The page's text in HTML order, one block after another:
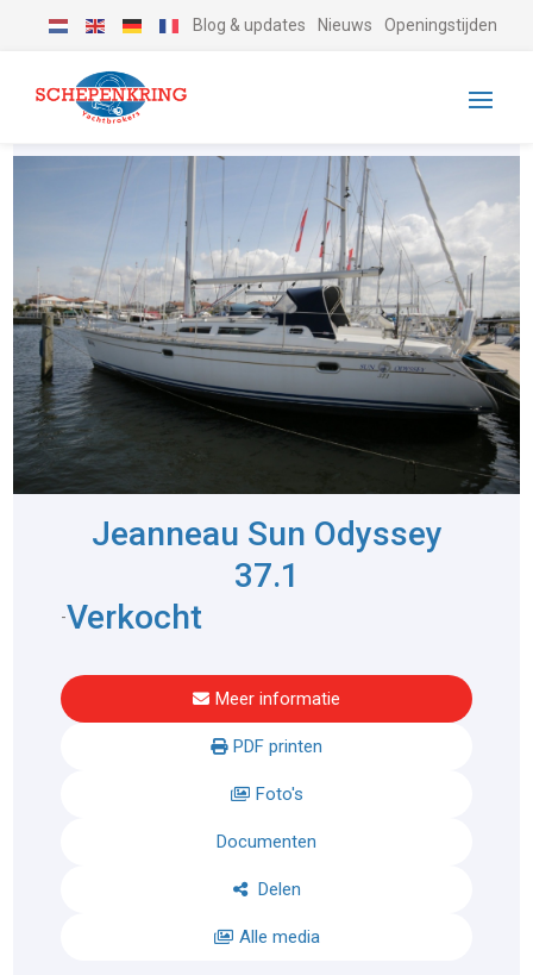
Blog & updates Nieuws Openingstijden
Jeanneau Sun Odyssey
37.1
-Verkocht
Meer informatie
PDF printen
Foto's
Documenten
Delen
Alle media